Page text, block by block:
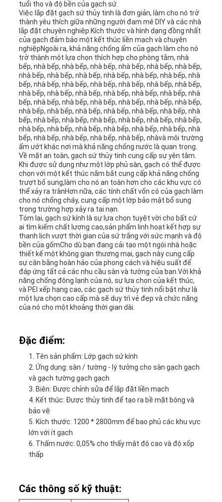
tuổi thọ và độ bền của gạch sứ.
Việc lắp đặt gạch sứ thủy tinh là đơn giản, làm cho nó trở
thành yêu thích giữa những người đam mê DIY và các nhà
lắp đặt chuyên nghiệp.Kích thước và hình dạng đồng nhất
của gạch đảm bảo một kết thúc liền mạch và chuyên
nghiệpNgoài ra, khả năng chống ẩm của gạch làm cho nó
trở thành một lựa chọn thích hợp cho phòng tắm, nhà
bếp, nhà bếp, nhà bếp, nhà bếp, nhà bếp, nhà bếp, nhà bếp,
nhà bếp, nhà bếp, nhà bếp, nhà bếp, nhà bếp, nhà bếp, nhà
bếp, nhà bếp, nhà bếp, nhà bếp, nhà bếp, nhà bếp, nhà bếp,
nhà bếp, nhà bếp, nhà bếp, nhà bếp, nhà bếp, nhà bếp, nhà
bếp, nhà bếp, nhà bếp, nhà bếp, nhà bếp, nhà bếp, nhà bếp,
nhà bếp, nhà bếp, nhà bếp, nhà bếp, nhà bếp, nhà bếp, nhà
bếp, nhà bếp, nhà bếp, nhà bếp, nhà bếp, nhà bếp, nhà bếp,
nhà bếp, nhà bếp, nhà bếp, nhà bếp, nhà bếp, nhà bếp, nhà
bếp, nhà bếp, nhà bếp, nhà bếp, nhà bếp, nhàvà môi trường
ẩm ướt khác nơi mà khả năng chống nước là quan trọng.
Về mặt an toàn, gạch sứ thủy tinh cung cấp sự yên tâm.
Khi được sử dụng như một lớp phủ sàn, gạch có thể được
chọn với một kết thúc nắm bắt cung cấp khả năng chống
trượt bổ sung,làm cho nó an toàn hơn cho các khu vực có
thể xảy ra trànHơn nữa, các tính chất vốn có của gạch làm
cho nó chống cháy, cung cấp một lớp bảo mật bổ sung
trong trường hợp xảy ra tai nạn.
Tóm lại, gạch sứ kính là sự lựa chọn tuyệt vời cho bất cứ
ai tìm kiếm chất lượng cao,sản phẩm linh hoạt kết hợp sự
thanh lịch vượt thời gian của sứ trắng với sức mạnh và độ
bền của gốmCho dù bạn đang cải tạo một ngôi nhà hoặc
thiết kế một không gian thương mại, gạch này cung cấp
sự cân bằng hoàn hảo của phong cách và hiệu suất để
đáp ứng tất cả các nhu cầu sàn và tường của bạn.Với khả
năng chống đông lạnh của nó, sự lựa chọn của kết thúc,
và PEI xếp hạng cao, các gạch sứ thủy tinh nổi bật như là
một lựa chọn cao cấp mà sẽ duy trì vẻ đẹp và chức năng
của nó cho một khoảng thời gian dài.
Đặc điểm:
Tên sản phẩm: Lớp gạch sứ kính
Ứng dụng: sàn / tường - lý tưởng cho sàn gạch gạch
và gạch tường gạch gạch
Biên: Được chỉnh sửa để lắp đặt liền mạch
Kết thúc: Được thủy tinh để tạo ra bề mặt bóng và
bảo vệ
Kích thước: 1200 * 2800mm để bao phủ các khu vực
lớn với ít gạch
Thấm nước: 0,05% cho thấy mật độ cao và độ xốp
thấp
Các thông số kỹ thuật: